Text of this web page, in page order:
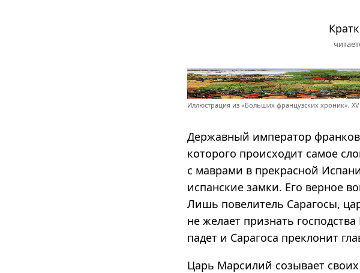
Иллюстрация из «Больших французских хроник»,
Державный император
которого происходит самое
с маврами в прекрасной
испанские замки. Его верное
Лишь повелитель Сарагосы,
не желает признать
падет и Сарагоса преклонит
Царь Марсилий созывает